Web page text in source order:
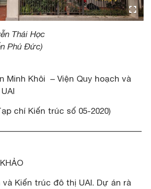
Thái Học
Phú Đức)
Minh Khôi – Viện Quy hoạch và
chí Kiến trúc số 05-2020)
và Kiến trúc đô thị UAI. Dự án rà